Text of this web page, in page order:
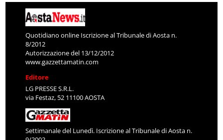
Quotidiano online Iscrizione al Tribunale di Aosta n.
8/2012
Autorizzazione del 13/12/2012
www.gazzettamatin.com
Editore
LG PRESSE S.R.L.
via Festaz, 52 11100 AOSTA
Settimanale del Lunedì. Iscrizione al Tribunale di Aosta n.